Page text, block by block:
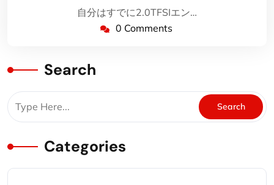
9
自分はすでに2.0TFSIエン…
0 Comments
Search
Categories